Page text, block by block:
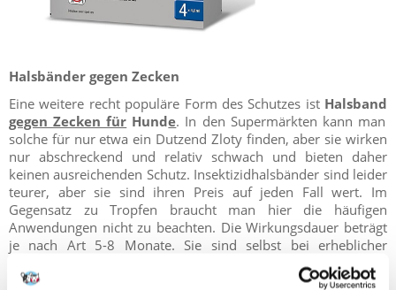
Halsbänder gegen Zecken
Eine weitere recht populäre Form des Schutzes ist Halsband
gegen Zecken für Hunde. In den Supermärkten kann man
solche für nur etwa ein Dutzend Zloty finden, aber sie wirken
nur abschreckend und relativ schwach und bieten daher
keinen ausreichenden Schutz. Insektizidhalsbänder sind leider
teurer, aber sie sind ihren Preis auf jeden Fall wert. Im
Gegensatz zu Tropfen braucht man hier die häufigen
Anwendungen nicht zu beachten. Die Wirkungsdauer beträgt
je nach Art 5-8 Monate. Sie sind selbst bei erheblicher
Zeckenexposition recht wirksam. Bei der Auswahl eines
Halsbandes sollte man auf Altersgrenzen, Gewicht oder